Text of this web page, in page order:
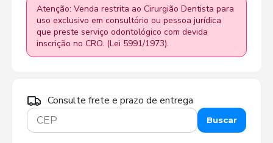
Atenção: Venda restrita ao Cirurgião Dentista para
uso exclusivo em consultório ou pessoa jurídica
que preste serviço odontológico com devida
inscrição no CRO. (Lei 5991/1973).
Consulte frete e prazo de entrega
Buscar